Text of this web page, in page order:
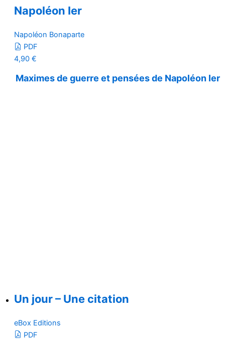
Napoléon Ier
Napoléon Bonaparte
PDF
4,90 €
Maximes de guerre et pensées de Napoléon Ier
Un jour – Une citation
eBox Editions
PDF